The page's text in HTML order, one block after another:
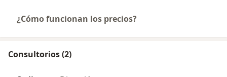
¿Cómo funcionan los precios?
Consultorios (2)